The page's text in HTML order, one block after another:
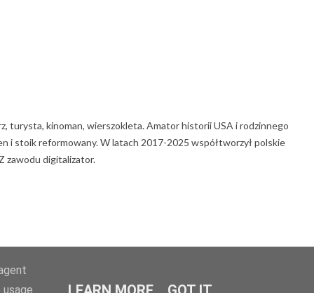
turysta, kinoman, wierszokleta. Amator historii USA i rodzinnego
i stoik reformowany. W latach 2017-2025 współtworzył polskie
zawodu digitalizator.